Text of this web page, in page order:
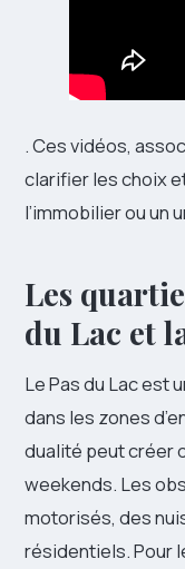
. Ces vidéos,
clarifier les choix
l’immobilier ou un
Les
du Lac et
Le Pas du Lac est
dans les zones
dualité peut créer
weekends. Les
motorisés, des
résidentiels. Pour